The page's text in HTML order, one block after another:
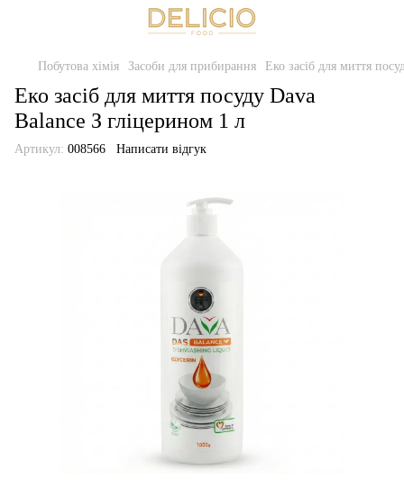
Побутова хімія Засоби для прибирання Еко засіб для миття
Еко засіб для миття посуду Dava
Balance З гліцерином 1 л
Артикул: 008566 Написати відгук